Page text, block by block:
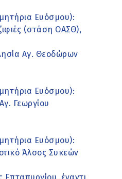
Ευόσμου):
(στάση ΟΑΣΘ),
Αγ. Θεοδώρων
Ευόσμου):
Γεωργίου
Ευόσμου):
Άλσος Συκεών